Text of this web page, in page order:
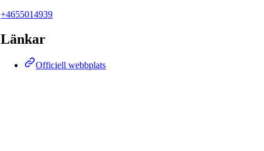
+4655014939
Länkar
Officiell webbplats